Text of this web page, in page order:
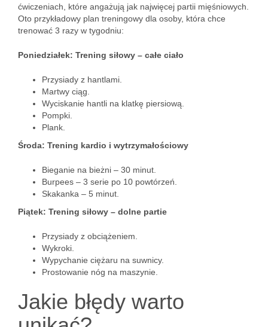
ćwiczeniach, które angażują jak najwięcej partii mięśniowych.
Oto przykładowy plan treningowy dla osoby, która chce
trenować 3 razy w tygodniu:
Poniedziałek: Trening siłowy – całe ciało
Przysiady z hantlami.
Martwy ciąg.
Wyciskanie hantli na klatkę piersiową.
Pompki.
Plank.
Środa: Trening kardio i wytrzymałościowy
Bieganie na bieżni – 30 minut.
Burpees – 3 serie po 10 powtórzeń.
Skakanka – 5 minut.
Piątek: Trening siłowy – dolne partie
Przysiady z obciążeniem.
Wykroki.
Wypychanie ciężaru na suwnicy.
Prostowanie nóg na maszynie.
Jakie błędy warto